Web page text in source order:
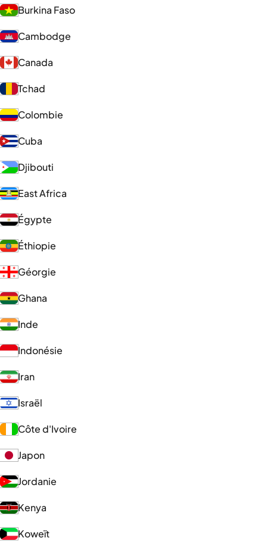
Burkina Faso
Cambodge
Canada
Tchad
Colombie
Cuba
Djibouti
East Africa
Égypte
Éthiopie
Géorgie
Ghana
Inde
Indonésie
Iran
Israël
Côte d'Ivoire
Japon
Jordanie
Kenya
Koweït